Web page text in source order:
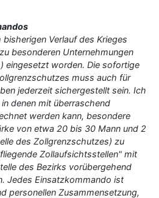
Verlauf des Krieges
besonderen Unternehmungen
eingesetzt worden. Die sofortige
muss auch für
jederzeit sichergestellt sein. Ich
denen mit überraschend
werden kann, besondere
von etwa 20 bis 30 Mann und 2
des Zollgrenzschutzes) zu
Zollaufsichtsstellen" mit
des Bezirks vorübergehend
Jedes Einsatzkommando ist
personellen Zusammensetzung,